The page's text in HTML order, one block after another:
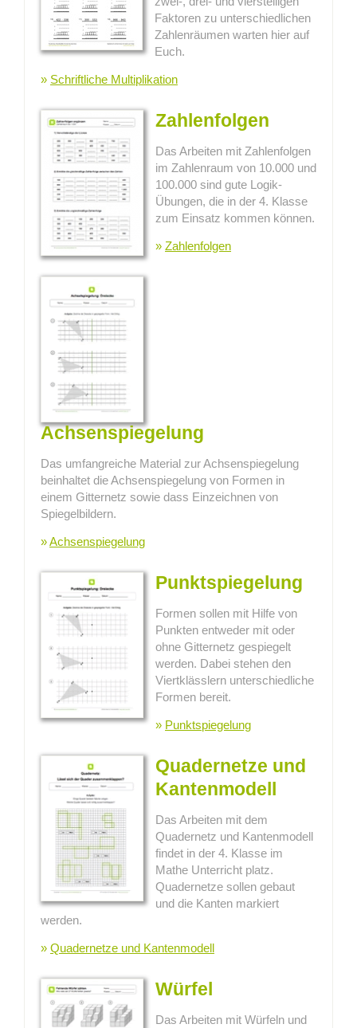
Faktoren zu unterschiedlichen
Zahlenräumen warten hier auf
Euch.
» Schriftliche Multiplikation
Zahlenfolgen
Das Arbeiten mit Zahlenfolgen
im Zahlenraum von 10.000 und
100.000 sind gute Logik-
Übungen, die in der 4. Klasse
zum Einsatz kommen können.
» Zahlenfolgen
Achsenspiegelung
Das umfangreiche Material zur Achsenspiegelung
beinhaltet die Achsenspiegelung von Formen in
einem Gitternetz sowie dass Einzeichnen von
Spiegelbildern.
»Achsenspiegelung
Punktspiegelung
Formen sollen mit Hilfe von
Punkten entweder mit oder
ohne Gitternetz gespiegelt
werden. Dabei stehen den
Viertklässlern unterschiedliche
Formen bereit.
» Punktspiegelung
Quadernetze und
Kantenmodell
Das Arbeiten mit dem
Quadernetz und Kantenmodell
findet in der 4. Klasse im
Mathe Unterricht platz.
Quadernetze sollen gebaut
und die Kanten markiert
werden.
» Quadernetze und Kantenmodell
Würfel
Das Arbeiten mit Würfeln und